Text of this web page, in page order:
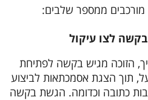
מורכבים ממספר שלבים:
לצו עיקול
הזוכה מגיש בקשה לפתיחת
תוך הצגת אסמכתאות לביצוע
כתובה וכדומה. הגשת בקשה